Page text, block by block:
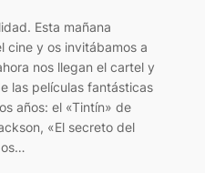
Esta mañana
cine y os invitábamos a
nos llegan el cartel y
las películas fantásticas
años: el «Tintín» de
«El secreto del
os…